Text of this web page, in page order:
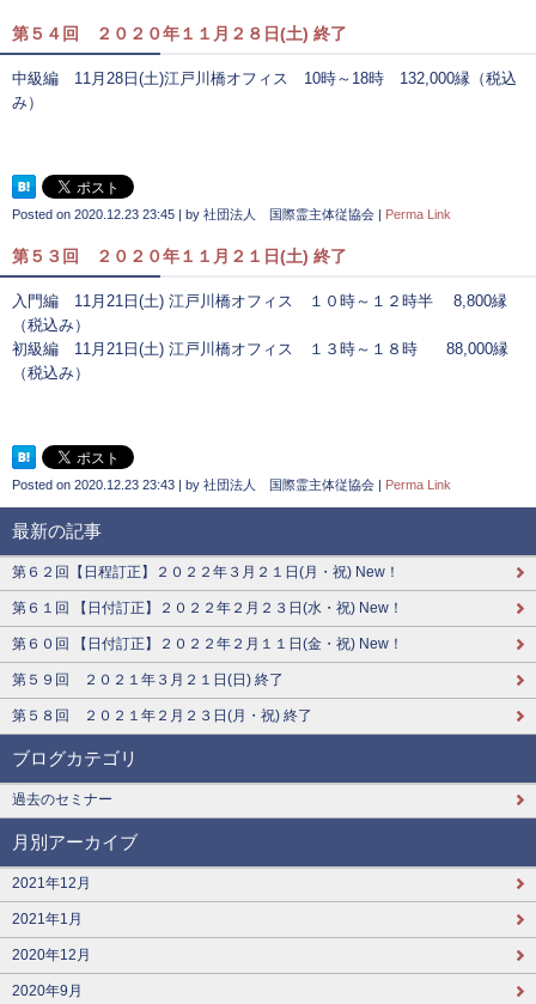
第５４回 ２０２０年１１月２８日(土) 終了
中級編 11月28日(土)江戸川橋オフィス 10時～18時 132,000縁（税込
み）
Posted on 2020.12.23 23:45 | by 社団法人 国際霊主体従協会 | Perma Link
第５３回 ２０２０年１１月２１日(土) 終了
入門編 11月21日(土) 江戸川橋オフィス １０時～１２時半 8,800縁
（税込み）
初級編 11月21日(土) 江戸川橋オフィス １３時～１８時 88,000縁
（税込み）
Posted on 2020.12.23 23:43 | by 社団法人 国際霊主体従協会 | Perma Link
最新の記事
第６２回【日程訂正】２０２２年３月２１日(月・祝) New！
第６１回 【日付訂正】２０２２年２月２３日(水・祝) New！
第６０回 【日付訂正】２０２２年２月１１日(金・祝) New！
第５９回 ２０２１年３月２１日(日) 終了
第５８回 ２０２１年２月２３日(月・祝) 終了
ブログカテゴリ
過去のセミナー
月別アーカイブ
2021年12月
2021年1月
2020年12月
2020年9月